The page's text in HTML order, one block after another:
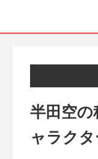
半田空の
ャラク